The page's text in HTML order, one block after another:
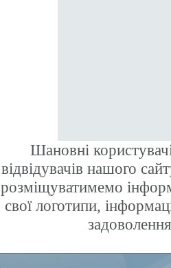
Шановні
відвідувачів нашого
розміщуватимемо
свої логотипи,